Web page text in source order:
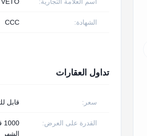
الشهادة: CCC
تداول العقارات
سعر: قابل
القدرة على العرض:
الشهر